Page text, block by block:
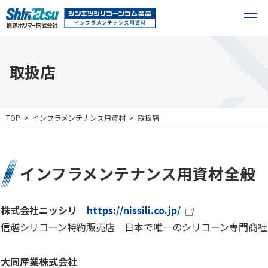
取扱店
TOP インフラメンテナンス用資材 取扱店
インフラメンテナンス用資材全般
株式会社ニッシリ https://nissili.co.jp/
信越シリコーン特約販売店｜日本で唯一のシリコーン専門商社
大同産業株式会社